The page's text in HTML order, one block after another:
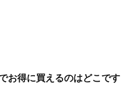
お得に買えるのはどこです